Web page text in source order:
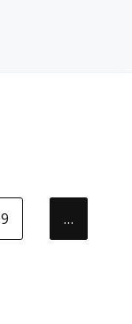
9 …